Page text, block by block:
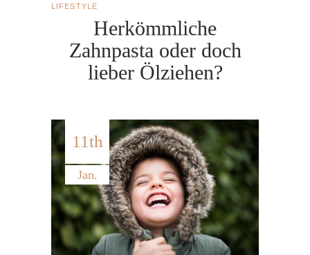
LIFESTYLE
Herkömmliche
Zahnpasta oder doch
lieber Ölziehen?
11th
Jan.